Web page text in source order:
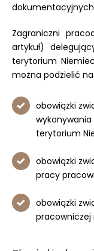
Zagraniczni
artykuł)
terytorium
można podzielić
obowiązki
terytorium
obowiązki
pracy
obowiązki